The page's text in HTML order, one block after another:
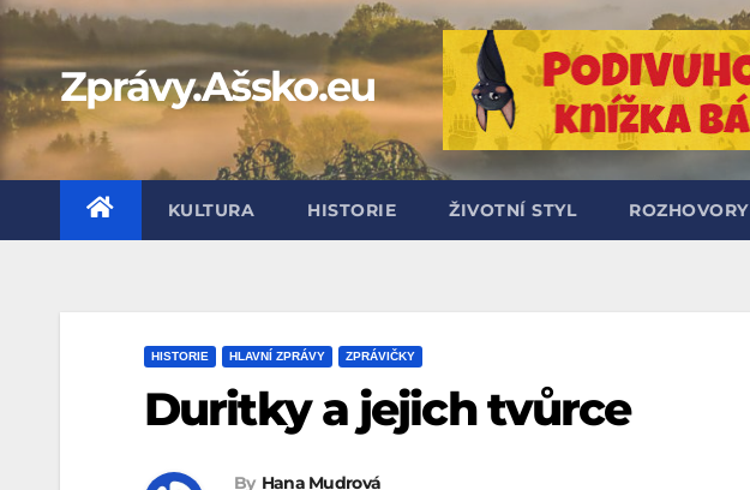
Skip
contentZprávy.Ašsko.eu
KULTURA HISTORIE ŽIVOTNÍ STYL ROZHOVORY
HISTORIE HLAVNÍ ZPRÁVY ZPRÁVIČKY
Duritky a jejich tvůrce
By Hana Mudrová